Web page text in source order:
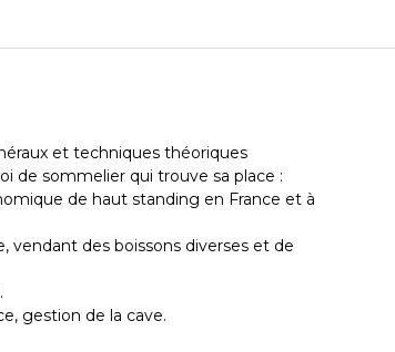
et techniques théoriques
de sommelier qui trouve sa place :
de haut standing en France et à
vendant des boissons diverses et de
gestion de la cave.